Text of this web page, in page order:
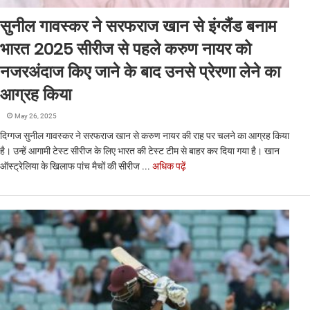
सुनील गावस्कर ने सरफराज खान से इंग्लैंड बनाम
भारत 2025 सीरीज से पहले करुण नायर को
नजरअंदाज किए जाने के बाद उनसे प्रेरणा लेने का
आग्रह किया
May 26, 2025
दिग्गज सुनील गावस्कर ने सरफराज खान से करुण नायर की राह पर चलने का आग्रह किया
है। उन्हें आगामी टेस्ट सीरीज के लिए भारत की टेस्ट टीम से बाहर कर दिया गया है। खान
ऑस्ट्रेलिया के खिलाफ पांच मैचों की सीरीज ... अधिक पढ़ें